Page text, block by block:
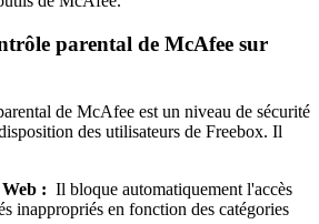
parental de McAfee sur
de McAfee est un niveau de sécurité
des utilisateurs de Freebox. Il
: Il bloque automatiquement l'accès
inappropriés en fonction des catégories